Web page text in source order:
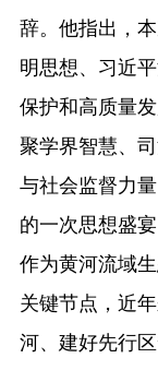
辞。他指出，
明思想、习近
保护和高质量
聚学界智慧、
与社会监督力
的一次思想盛
作为黄河流域
关键节点，近
河、建好先行